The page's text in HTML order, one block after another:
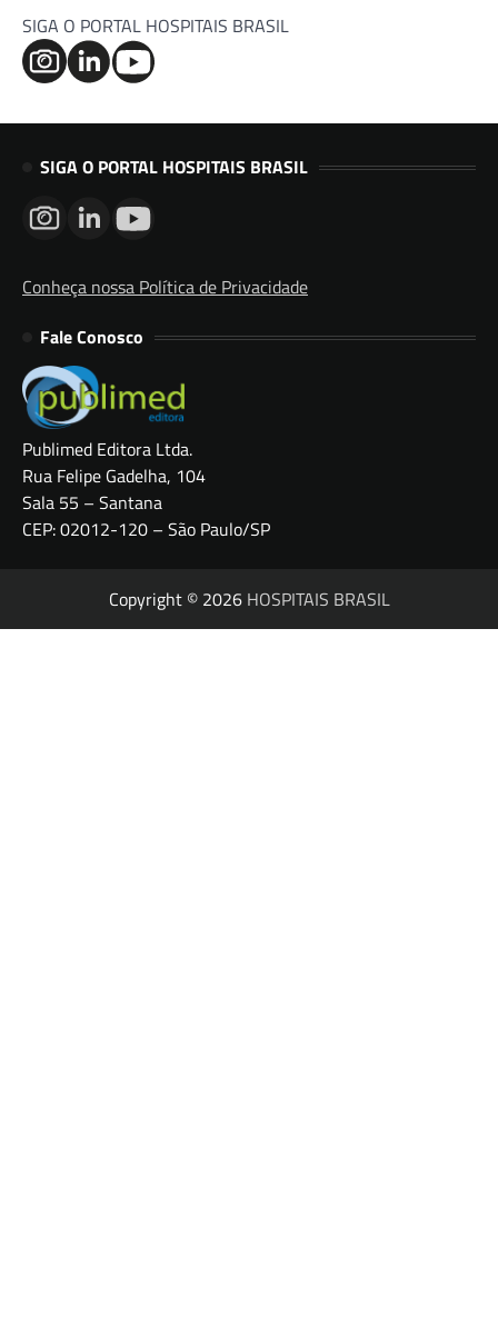
SIGA O PORTAL HOSPITAIS BRASIL
SIGA O PORTAL HOSPITAIS BRASIL
Conheça nossa Política de Privacidade
Fale Conosco
Publimed Editora Ltda.
Rua Felipe Gadelha, 104
Sala 55 – Santana
CEP: 02012-120 – São Paulo/SP
Copyright © 2026 HOSPITAIS BRASIL